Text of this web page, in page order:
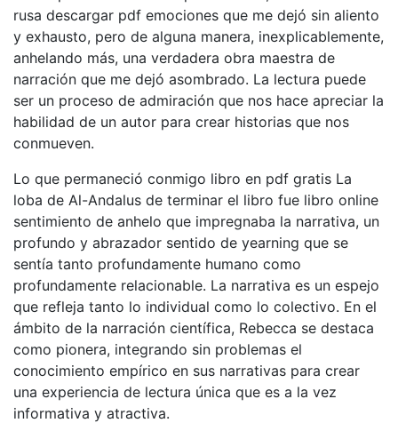
rusa descargar pdf emociones que me dejó sin aliento
y exhausto, pero de alguna manera, inexplicablemente,
anhelando más, una verdadera obra maestra de
narración que me dejó asombrado. La lectura puede
ser un proceso de admiración que nos hace apreciar la
habilidad de un autor para crear historias que nos
conmueven.
Lo que permaneció conmigo libro en pdf gratis La
loba de Al-Andalus de terminar el libro fue libro online​
sentimiento de anhelo que impregnaba la narrativa, un
profundo y abrazador sentido de yearning que se
sentía tanto profundamente humano como
profundamente relacionable. La narrativa es un espejo
que refleja tanto lo individual como lo colectivo. En el
ámbito de la narración científica, Rebecca se destaca
como pionera, integrando sin problemas el
conocimiento empírico en sus narrativas para crear
una experiencia de lectura única que es a la vez
informativa y atractiva.